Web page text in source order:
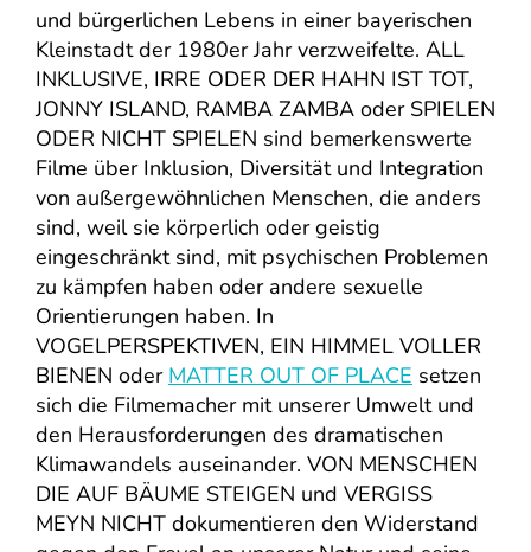
und bürgerlichen Lebens in einer bayerischen
Kleinstadt der 1980er Jahr verzweifelte. ALL
INKLUSIVE, IRRE ODER DER HAHN IST TOT,
JONNY ISLAND, RAMBA ZAMBA oder SPIELEN
ODER NICHT SPIELEN sind bemerkenswerte
Filme über Inklusion, Diversität und Integration
von außergewöhnlichen Menschen, die anders
sind, weil sie körperlich oder geistig
eingeschränkt sind, mit psychischen Problemen
zu kämpfen haben oder andere sexuelle
Orientierungen haben. In
VOGELPERSPEKTIVEN, EIN HIMMEL VOLLER
BIENEN oder MATTER OUT OF PLACE setzen
sich die Filmemacher mit unserer Umwelt und
den Herausforderungen des dramatischen
Klimawandels auseinander. VON MENSCHEN
DIE AUF BÄUME STEIGEN und VERGISS
MEYN NICHT dokumentieren den Widerstand